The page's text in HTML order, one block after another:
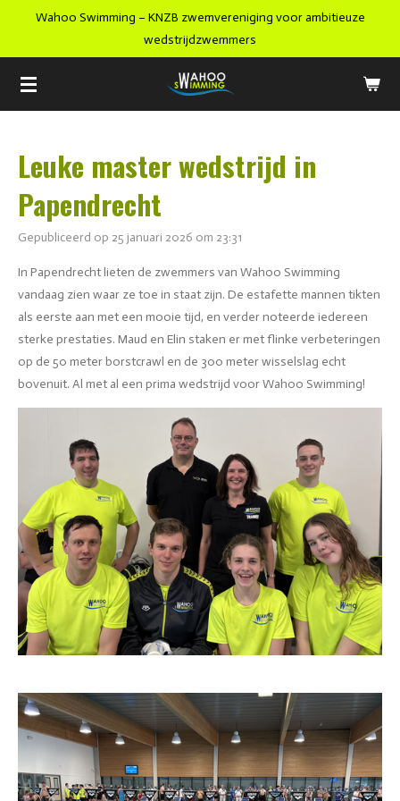
de
hoofdinhoud
Wahoo Swimming – KNZB zwemvereniging voor ambitieuze
wedstrijdzwemmers
Leuke master wedstrijd in
Papendrecht
Gepubliceerd op 25 januari 2026 om 23:31
In Papendrecht lieten de zwemmers van Wahoo Swimming
vandaag zien waar ze toe in staat zijn. De estafette mannen tikten
als eerste aan met een mooie tijd, en verder noteerde iedereen
sterke prestaties. Maud en Elin staken er met flinke verbeteringen
op de 50 meter borstcrawl en de 300 meter wisselslag echt
bovenuit. Al met al een prima wedstrijd voor Wahoo Swimming!